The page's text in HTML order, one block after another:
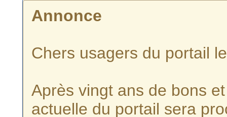
Annonce
Chers usagers du portail
Après vingt ans de bons
actuelle du portail sera